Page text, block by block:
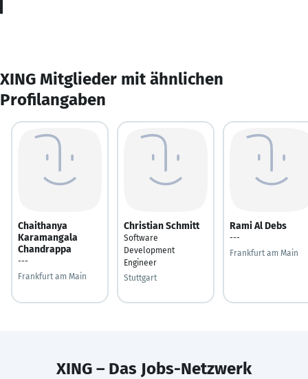
XING Mitglieder mit ähnlichen
Profilangaben
Chaithanya
Karamangala
Chandrappa
---
Frankfurt am Main
Christian Schmitt
Software
Development
Engineer
Stuttgart
Rami Al Debs
---
Frankfurt am Main
XING – Das Jobs-Netzwerk